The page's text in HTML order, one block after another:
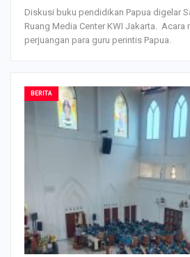
Diskusi buku pendidikan Papua digelar
Ruang Media Center KWI Jakarta. Acara
perjuangan para guru perintis Papua.
BERITA